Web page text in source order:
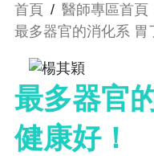
首頁 / 醫師專區首頁
最多器官的消化系 胃
最多器官
健康好！